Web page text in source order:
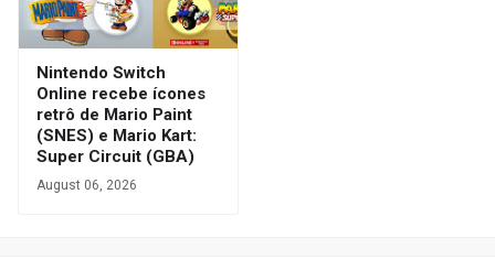
Nintendo Switch
Online recebe ícones
retrô de Mario Paint
(SNES) e Mario Kart:
Super Circuit (GBA)
August 06, 2026